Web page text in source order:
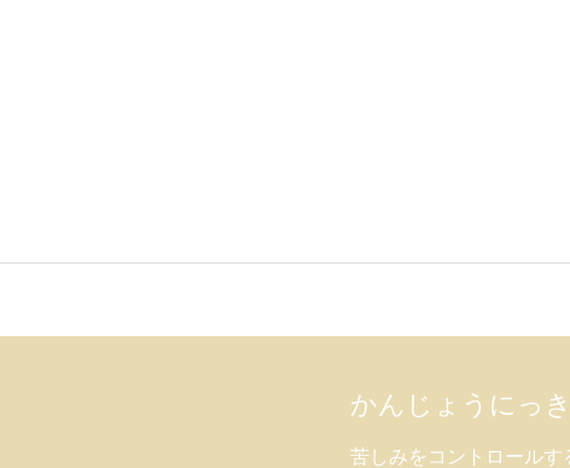
かんじょうにっき
苦しみをコントロールす